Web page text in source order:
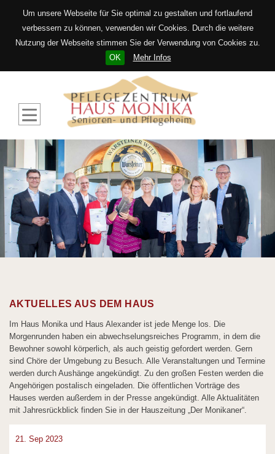
Um unsere Webseite für Sie optimal zu gestalten und fortlaufend
verbessern zu können, verwenden wir Cookies. Durch die weitere
Nutzung der Webseite stimmen Sie der Verwendung von Cookies zu.
OK
Mehr Infos
AKTUELLES AUS DEM HAUS
Im Haus Monika und Haus Alexander ist jede Menge los. Die
Morgenrunden haben ein abwechselungsreiches Programm, in dem die
Bewohner sowohl körperlich, als auch geistig gefordert werden. Gern
sind Chöre der Umgebung zu Besuch. Alle Veranstaltungen und Termine
werden durch Aushänge angekündigt. Zu den großen Festen werden die
Angehörigen postalisch eingeladen. Die öffentlichen Vorträge des
Hauses werden außerdem in der Presse angekündigt. Alle Aktualitäten
mit Jahresrückblick finden Sie in der Hauszeitung „Der Monikaner“.
21. Sep 2023